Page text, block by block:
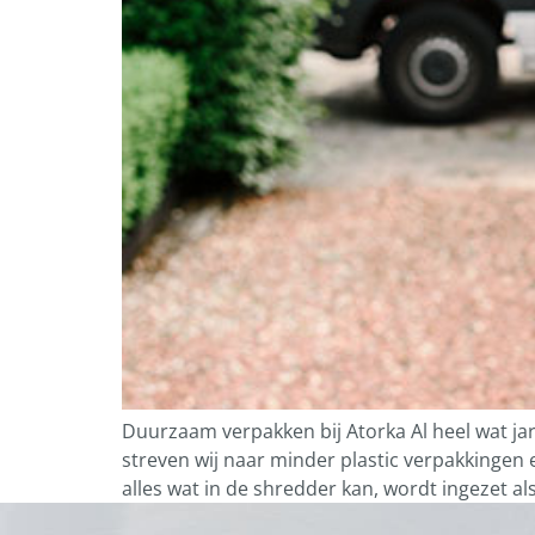
Duurzaam verpakken bij Atorka Al heel wat
streven wij naar minder plastic
alles wat in de shredder kan, wordt ingezet